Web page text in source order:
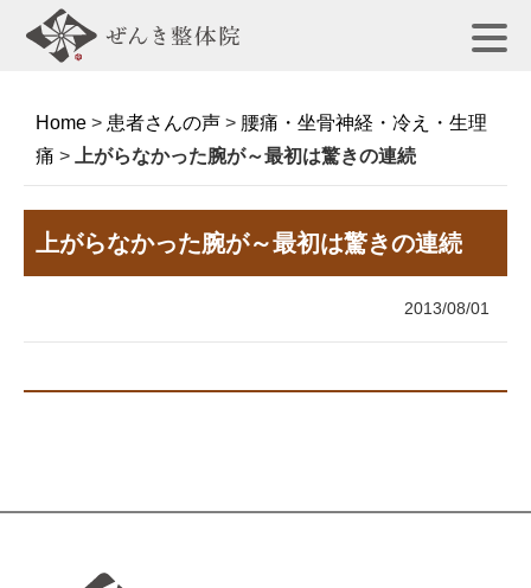
Home > 患者さんの声 > 腰痛・坐骨神経・冷え・生理
痛 > 上がらなかった腕が～最初は驚きの連続
上がらなかった腕が～最初は驚きの連続
2013/08/01